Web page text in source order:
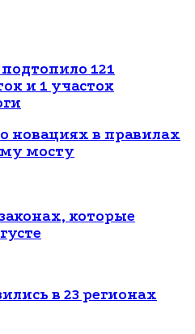
121
и 1 участок
новациях в правилах
мосту
которые
в 23 регионах